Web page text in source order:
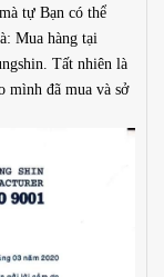
tự Bạn có thể
Mua hàng tại
Tất nhiên là
mình đã mua và sở